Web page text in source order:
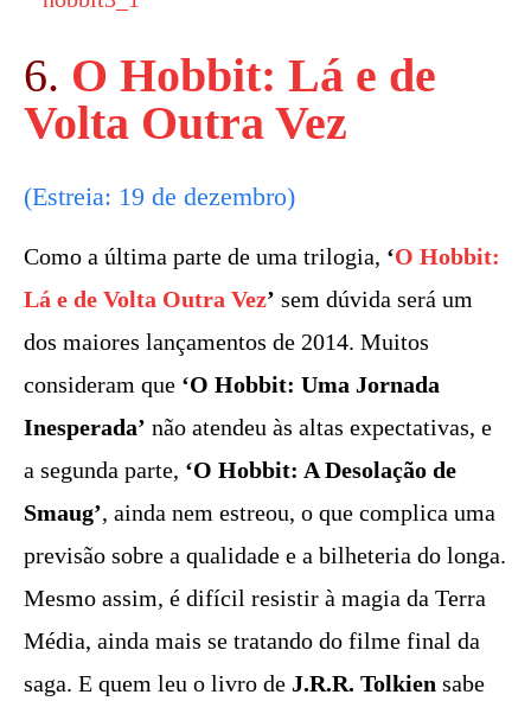
6. O Hobbit: Lá e de
Volta Outra Vez
(Estreia: 19 de dezembro)
Como a última parte de uma trilogia, ‘O Hobbit:
Lá e de Volta Outra Vez’ sem dúvida será um
dos maiores lançamentos de 2014. Muitos
consideram que ‘O Hobbit: Uma Jornada
Inesperada’ não atendeu às altas expectativas, e
a segunda parte, ‘O Hobbit: A Desolação de
Smaug’, ainda nem estreou, o que complica uma
previsão sobre a qualidade e a bilheteria do longa.
Mesmo assim, é difícil resistir à magia da Terra
Média, ainda mais se tratando do filme final da
saga. E quem leu o livro de J.R.R. Tolkien sabe